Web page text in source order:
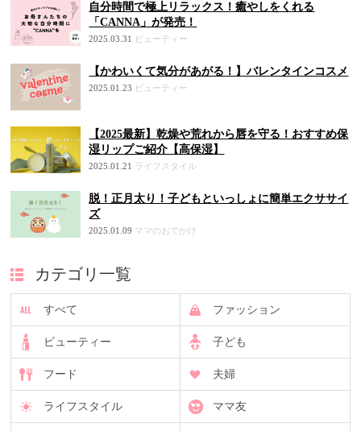
自分時間で極上リラックス！癒やしをくれる
「CANNA」が発売！
2025.03.31 ビューティー
【かわいくて気分があがる！】バレンタインコスメ
2025.01.23 ビューティー
【2025最新】乾燥や荒れから唇を守る！おすすめ保
湿リップご紹介【高保湿】
2025.01.21 ライフスタイル
脱！正月太り！子どもといっしょに簡単エクササイ
ズ
2025.01.09 ママのおでかけ
カテゴリ一覧
すべて ファッション
ビューティー 子ども
フード 夫婦
ライフスタイル ママ友